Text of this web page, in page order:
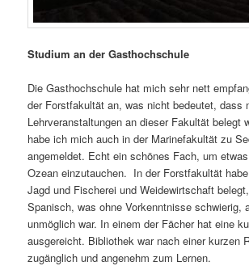
Studium an der Gasthochschule
Die Gasthochschule hat mich sehr nett
der Forstfakultät an, was nicht bedeutet, dass
Lehrveranstaltungen an dieser Fakultät belegt
habe ich mich auch in der Marinefakultät zu
angemeldet. Echt ein schönes Fach, um
Ozean einzutauchen. In der Forstfakultät
Jagd und Fischerei und Weidewirtschaft
Spanisch, was ohne Vorkenntnisse schwierig,
unmöglich war. In einem der Fächer hat eine
ausgereicht. Bibliothek war nach einer kurzen
zugänglich und angenehm zum Lernen.